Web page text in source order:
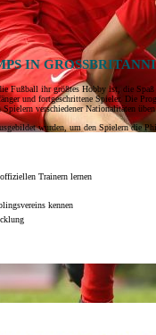
IN GROSSBRITANNIEN
Fußball ihr größtes Hobby ist, die
und fortgeschrittene Spieler. Die
Spielern verschiedener Nationalitäten
wurden, um den Spielern die
Trainern lernen
kennen